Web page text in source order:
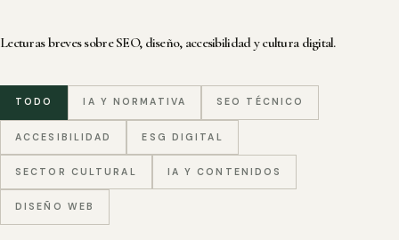
Lecturas breves sobre SEO, diseño, accesibilidad y cultura digital.
TODO IA Y NORMATIVA SEO TÉCNICO
ACCESIBILIDAD ESG DIGITAL
SECTOR CULTURAL IA Y CONTENIDOS
DISEÑO WEB